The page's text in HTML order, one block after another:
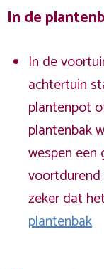
In de
In de
achtertuin
plantenpot
plantenbak
wespen een
voortdurend
zeker dat
plantenbak